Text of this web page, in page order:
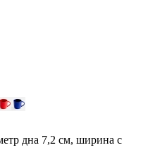
дна 7,2 см, ширина с